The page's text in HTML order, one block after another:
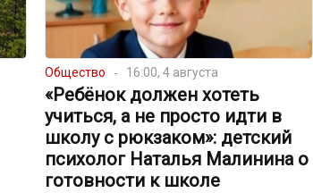
Общество 16:00, 4 августа
«Ребёнок должен хотеть
учиться, а не просто идти в
школу с рюкзаком»: детский
психолог Наталья Малинина о
готовности к школе